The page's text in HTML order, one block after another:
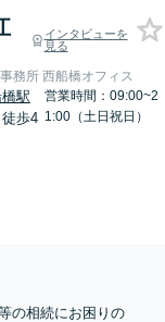
インタビューを
見る
務所 西船橋オフィス
駅
歩4
営業時間：09:00~2
1:00（土日祝日）
の相続にお困りの